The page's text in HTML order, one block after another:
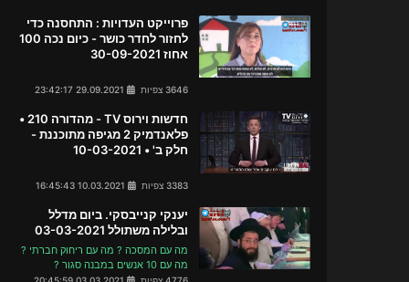
פרוייקט העדויות : התחסנה כדי
לחזור לחדר כושר - כיום נכה 100
אחוז 30-09-2021
3646 צפיות
חדשות וירוס TV - מהדורה 210 •
פלאנדמיק 2 מגיפה מתוכננת -
חלק ב' • 10-03-2021
3383 צפיות
יענקי קנייבסקי. ביום מדלל
ובלילה משתולל 03-03-2021
מה עם המסכה ? מה עם ריחוק חברתי ?
מה עם 10 אנשים במבנה סגור ?